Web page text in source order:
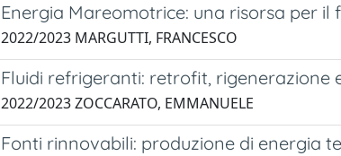
Energia Mareomotrice: una risorsa per
2022/2023 MARGUTTI, FRANCESCO
Fluidi refrigeranti: retrofit, rigenerazione
2022/2023 ZOCCARATO, EMMANUELE
Fonti rinnovabili: produzione di energia